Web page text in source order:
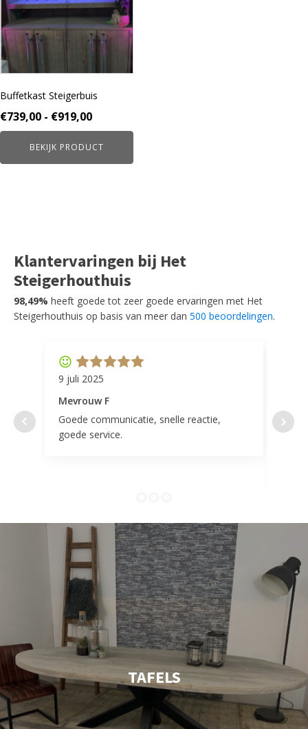
Buffetkast Steigerbuis
€739,00 - €919,00Prijsklasse:
€739,00
tot
€919,00
BEKIJK PRODUCT
variaties.
Deze
optie
kan
gekozen
op
de
productpagina
Klantervaringen bij Het
Steigerhouthuis
98,49% heeft goede tot zeer goede ervaringen met Het
Steigerhouthuis op basis van meer dan 500 beoordelingen.
9 juli 2025
Mevrouw F
Goede communicatie, snelle reactie,
goede service.
door
TAFELS